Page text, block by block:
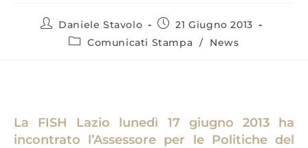
Daniele Stavolo
21 Giugno 2013
Comunicati Stampa / News
La FISH Lazio lunedì 17 giugno 2013 ha
incontrato l’Assessore per le Politiche del